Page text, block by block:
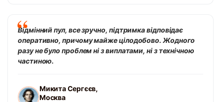
Відмінний пул, все зручно, підтримка відповідає
оперативно, причому майже цілодобово. Жодного
разу не було проблем ні з виплатами, ні з технічною
частиною.
Микита Сергєєв,
Москва